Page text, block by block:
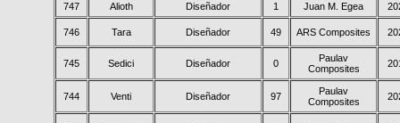
747 Alioth Diseñador 1 Juan M. Egea
746 Tara Diseñador 49 ARS Composites
745 Sedici Diseñador 0
Paulav
Composites
744 Venti Diseñador 97
Paulav
Composites